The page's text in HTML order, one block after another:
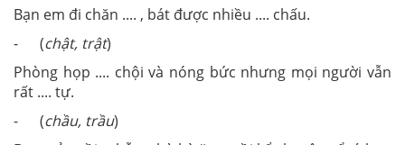
Bạn em đi chăn .... , bát được nhiều .... chấu.
- (chật, trật)
Phòng họp .... chội và nóng bức nhưng mọi người vẫn
rất .... tự.
- (chầu, trầu)